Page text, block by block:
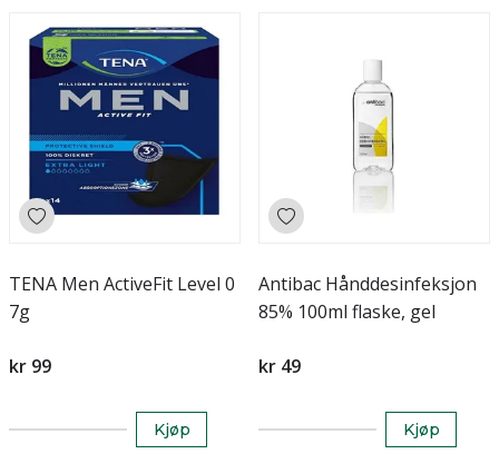
TENA Men ActiveFit Level 0
7g
kr 99
Kjøp
Antibac Hånddesinfeksjon
85% 100ml flaske, gel
kr 49
Kjøp